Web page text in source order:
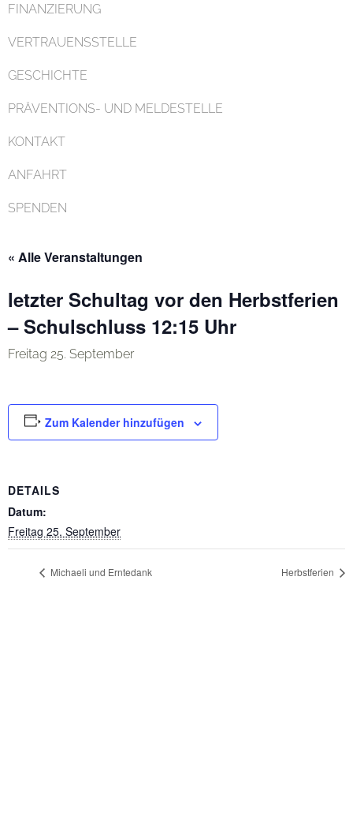
FINANZIERUNG
VERTRAUENSSTELLE
GESCHICHTE
PRÄVENTIONS- UND MELDESTELLE
KONTAKT
ANFAHRT
SPENDEN
« Alle Veranstaltungen
letzter Schultag vor den Herbstferien
– Schulschluss 12:15 Uhr
Freitag 25. September
Zum Kalender hinzufügen
DETAILS
Datum:
Freitag 25. September
Michaeli und Erntedank Herbstferien